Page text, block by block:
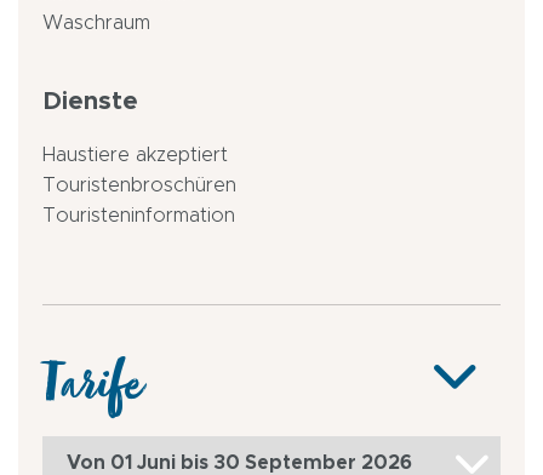
Waschraum
Dienste
Haustiere akzeptiert
Touristenbroschüren
Touristeninformation
Tarife
Von 01 Juni bis 30 September 2026